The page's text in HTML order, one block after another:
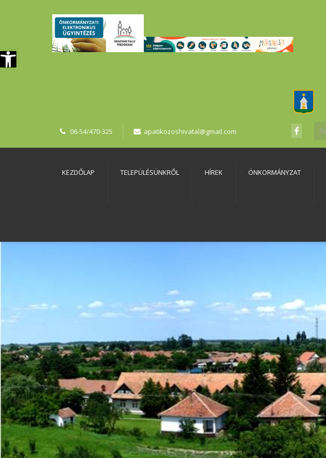
Eszköztár megnyitása
06-54/470-325 apatikozoshivatal@gmail.com
KEZDŐLAP TELEPÜLÉSÜNKRŐL HÍREK ÖNKORMÁNYZAT